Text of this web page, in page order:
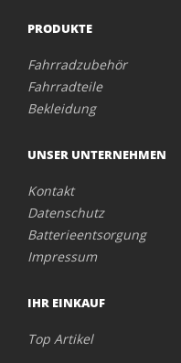
PRODUKTE
Fahrradzubehör
Fahrradteile
Bekleidung
UNSER UNTERNEHMEN
Kontakt
Datenschutz
Batterieentsorgung
Impressum
IHR EINKAUF
Top Artikel